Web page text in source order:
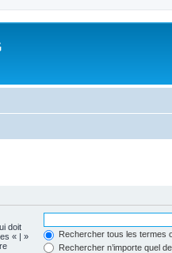
doit
« | »
Rechercher tous les termes
Rechercher n’importe quel